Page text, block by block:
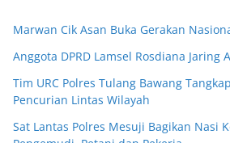
Marwan Cik Asan Buka Gerakan
Anggota DPRD Lamsel Rosdiana Jaring
Tim URC Polres Tulang Bawang
Pencurian Lintas Wilayah
Sat Lantas Polres Mesuji Bagikan Nasi